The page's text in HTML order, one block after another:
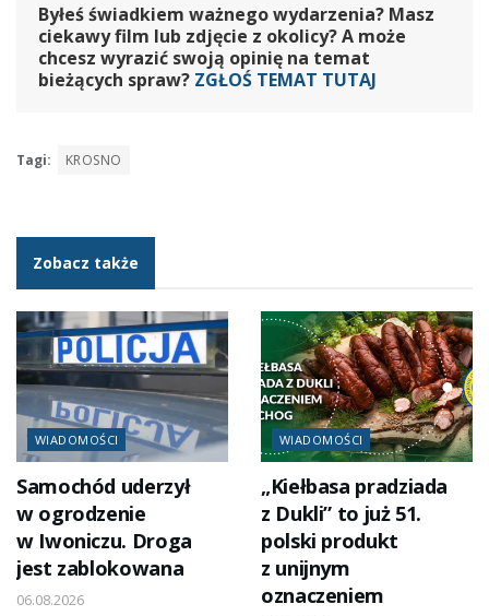
Byłeś świadkiem ważnego wydarzenia? Masz
ciekawy film lub zdjęcie z okolicy? A może
chcesz wyrazić swoją opinię na temat
bieżących spraw? ZGŁOŚ TEMAT TUTAJ
Tagi: KROSNO
Zobacz także
WIADOMOŚCI
Samochód uderzył
w ogrodzenie
w Iwoniczu. Droga
jest zablokowana
06.08.2026
WIADOMOŚCI
„Kiełbasa pradziada
z Dukli” to już 51.
polski produkt
z unijnym
oznaczeniem